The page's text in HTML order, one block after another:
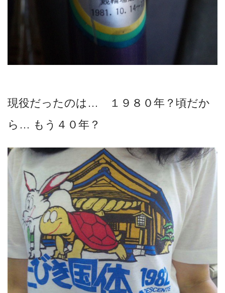
現役だったのは… １９８０年？頃だか
ら… もう４０年？